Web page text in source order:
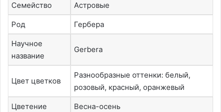
Семейство Астровые
Род Гербера
Научное
название
Gerbera
Цвет цветков
Разнообразные оттенки: белый,
розовый, красный, оранжевый
Цветение Весна-осень